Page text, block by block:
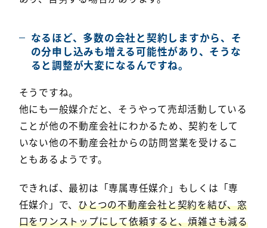
なるほど、多数の会社と契約しますから、そ
の分申し込みも増える可能性があり、そうな
ると調整が大変になるんですね。
そうですね。
他にも一般媒介だと、そうやって売却活動している
ことが他の不動産会社にわかるため、契約をして
いない他の不動産会社からの訪問営業を受けるこ
ともあるようです。
できれば、最初は「専属専任媒介」もしくは「専
任媒介」で、 ひとつの不動産会社と契約を結び、窓
口をワンストップにして依頼すると、煩雑さも減る